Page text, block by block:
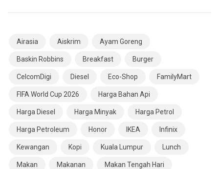
Airasia Aiskrim Ayam Goreng
Baskin Robbins Breakfast Burger
CelcomDigi Diesel Eco-Shop FamilyMart
FIFA World Cup 2026 Harga Bahan Api
Harga Diesel Harga Minyak Harga Petrol
Harga Petroleum Honor IKEA Infinix
Kewangan Kopi Kuala Lumpur Lunch
Makan Makanan Makan Tengah Hari